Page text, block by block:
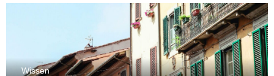
Wissen